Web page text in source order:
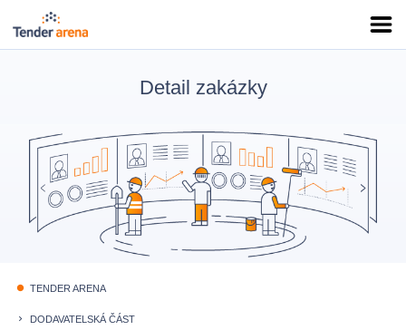
Detail zakázky
fiber_manual_record TENDER ARENA
keyboard_arrow_right DODAVATELSKÁ ČÁST